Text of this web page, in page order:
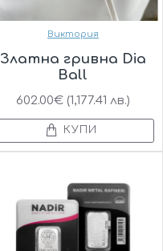
Виктория
Златнa гривна Dia
Ball
602.00€ (1,177.41 лв.)
КУПИ